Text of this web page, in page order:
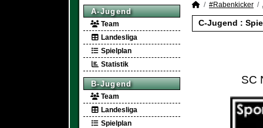
A-Jugend
Team
Landesliga
Spielplan
Statistik
B-Jugend
Team
Landesliga
Spielplan
#Rabenkicker
C-Jugend :
SC